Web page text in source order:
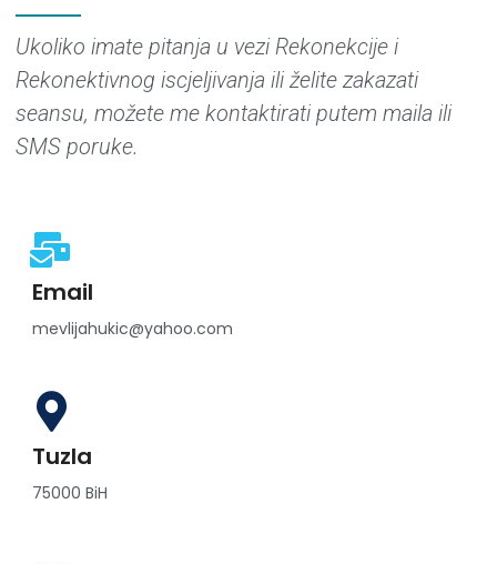
Ukoliko imate pitanja u vezi Rekonekcije i
Rekonektivnog iscjeljivanja ili želite zakazati
seansu, možete me kontaktirati putem maila ili
SMS poruke.
Email
mevlijahukic@yahoo.com
Tuzla
75000 BiH